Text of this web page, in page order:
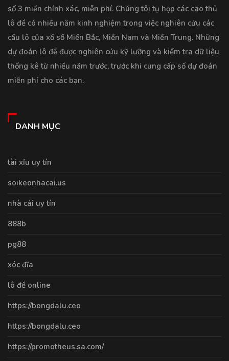
số 3 miền chính xác, miễn phí. Chúng tôi tụ họp các cao thủ
lô đề có nhiều năm kinh nghiệm trong việc nghiên cứu các
cầu lô của xổ số Miền Bắc, Miền Nam và Miền Trung. Những
dự đoán lô đề được nghiên cứu kỹ lưỡng và kiểm tra dữ liệu
thống kê từ nhiều năm trước, trước khi cung cấp số dự đoán
miễn phí cho các bạn.
DANH MỤC
tài xỉu uy tín
soikeonhacai.us
nhà cái uy tín
888b
pg88
xóc đĩa
lô đề online
https://bongdalu.ceo
https://bongdalu.ceo
https://promotheus.sa.com/